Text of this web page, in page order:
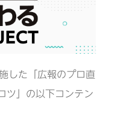
した「広報のプロ直
ツ」の以下コンテン